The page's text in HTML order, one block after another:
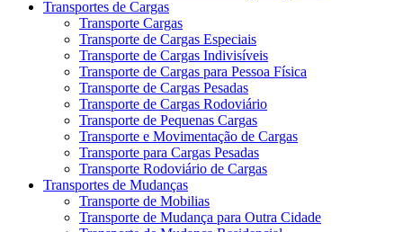
Transportes de Cargas
Transporte Cargas
Transporte de Cargas Especiais
Transporte de Cargas Indivisíveis
Transporte de Cargas para Pessoa Física
Transporte de Cargas Pesadas
Transporte de Cargas Rodoviário
Transporte de Pequenas Cargas
Transporte e Movimentação de Cargas
Transporte para Cargas Pesadas
Transporte Rodoviário de Cargas
Transportes de Mudanças
Transporte de Mobilias
Transporte de Mudança para Outra Cidade